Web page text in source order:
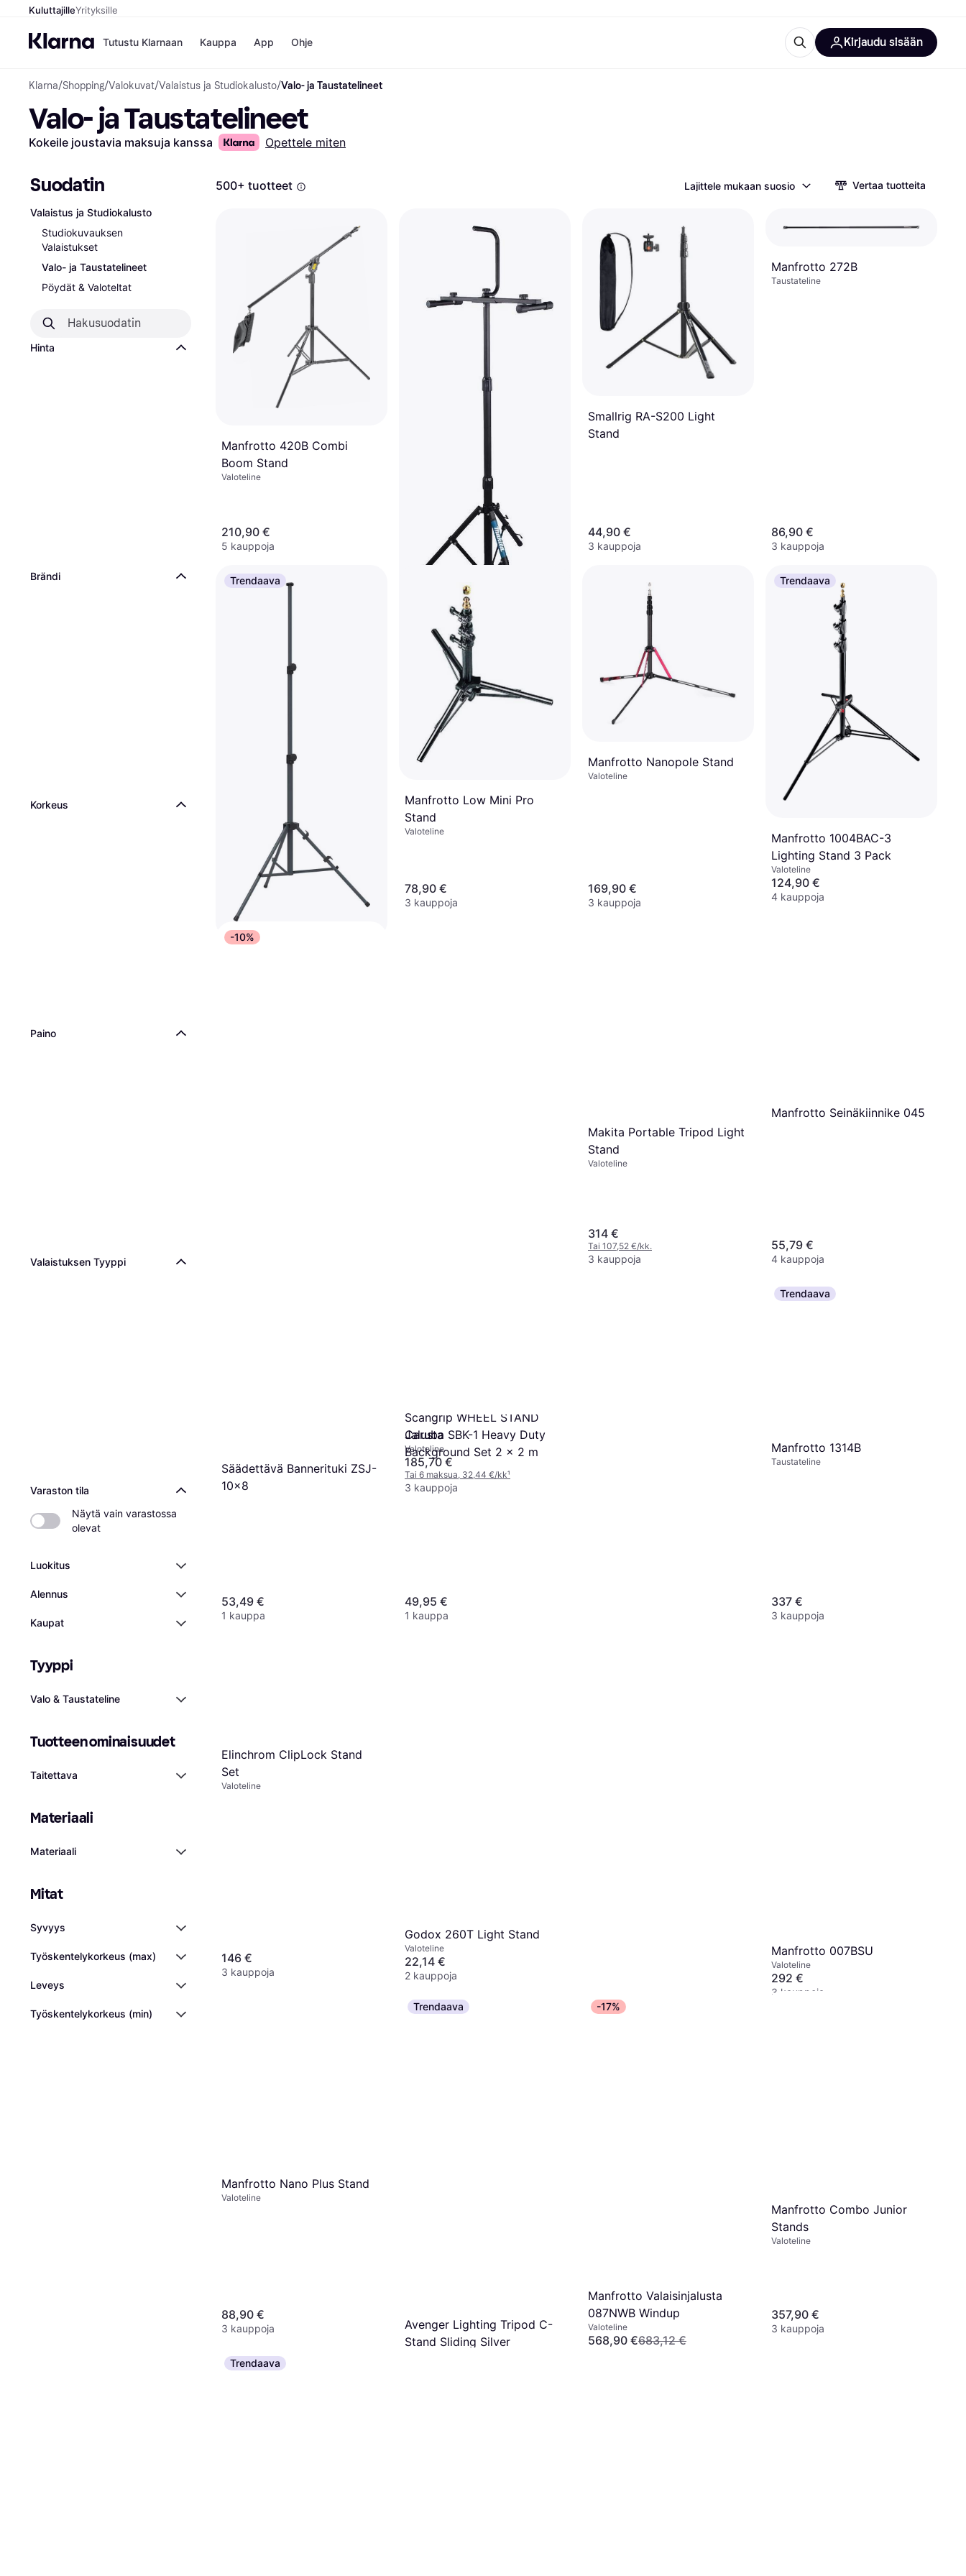
KuluttajilleYrityksille
Tutustu Klarnaan
Maksuvaihtoehdot
Maksa heti
Maksa 30 päivän
kuluessa
MobilePay
Kauppa
Kaupat
Booking.com
Gigantti
H&M
Peten Koiratarvike
Shoppaile ja vertaa hintoja
App Ohje Kirjaudu sisään
Klarna/Shopping/Valokuvat/Valaistus ja Studiokalusto/Valo- ja Taustatelineet
Valo- ja Taustatelineet
Kokeile joustavia maksuja kanssa Opettele miten
Suodatin
Valaistus ja Studiokalusto
Studiokuvauksen
Valaistukset
Valo- ja Taustatelineet
Pöydät & Valoteltat
Hinta
Brändi
Korkeus
Paino
Valaistuksen Tyyppi
Varaston tila
Näytä vain varastossa
olevat
Luokitus
Alennus
Kaupat
Tyyppi
Valo & Taustateline
Tuotteen ominaisuudet
Taitettava
Materiaali
Materiaali
Mitat
Syvyys
Työskentelykorkeus (max)
Leveys
Työskentelykorkeus (min)
500+ tuotteet Lajittele mukaan suosio Vertaa tuotteita
Manfrotto 420B Combi
Boom Stand
Valoteline
210,90 €
5 kauppoja
Makita Portable Tripod Light
4 kauppoja
Smallrig RA-S200 Light
Stand
44,90 €
3 kauppoja
Manfrotto 272B
Taustateline
86,90 €
3 kauppoja
Trendaava
Manfrotto Low Mini Pro
Stand
Valoteline
78,90 €
3 kauppoja
Manfrotto Nanopole Stand
Valoteline
169,90 €
3 kauppoja
Trendaava
Manfrotto 1004BAC-3
Lighting Stand 3 Pack
Valoteline
124,90 €
4 kauppoja
-10%
Scangrip WHEEL STAND
Jalusta
Valoteline
185,70 €
Tai 6 maksua, 32,44 €/kk¹
3 kauppoja
Makita Portable Tripod Light
Stand
Valoteline
314 €
Tai 107,52 €/kk.
3 kauppoja
Manfrotto Seinäkiinnike 045
55,79 €
4 kauppoja
Säädettävä Bannerituki ZSJ-
10x8
53,49 €
1 kauppa
Caruba SBK-1 Heavy Duty
Background Set 2 x 2 m
49,95 €
1 kauppa
Trendaava
Manfrotto 1314B
Taustateline
337 €
3 kauppoja
Elinchrom ClipLock Stand
Set
Valoteline
146 €
3 kauppoja
Godox 260T Light Stand
Valoteline
22,14 €
2 kauppoja
Manfrotto 007BSU
Valoteline
292 €
3 kauppoja
Manfrotto Nano Plus Stand
Valoteline
88,90 €
3 kauppoja
Trendaava
Avenger Lighting Tripod C-
Stand Sliding Silver
-17%
Manfrotto Valaisinjalusta
087NWB Windup
Valoteline
568,90 €683,12 €
Manfrotto Combo Junior
Stands
Valoteline
357,90 €
3 kauppoja
Trendaava